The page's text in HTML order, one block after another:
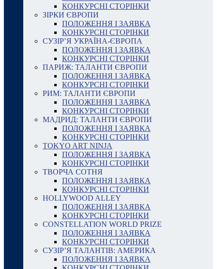
КОНКУРСНІ СТОРІНКИ
ЗІРКИ ЄВРОПИ
ПОЛОЖЕННЯ І ЗАЯВКА
КОНКУРСНІ СТОРІНКИ
СУЗІР’Я УКРАЇНА-ЄВРОПА
ПОЛОЖЕННЯ І ЗАЯВКА
КОНКУРСНІ СТОРІНКИ
ПАРИЖ: ТАЛАНТИ ЄВРОПИ
ПОЛОЖЕННЯ І ЗАЯВКА
КОНКУРСНІ СТОРІНКИ
РИМ: ТАЛАНТИ ЄВРОПИ
ПОЛОЖЕННЯ І ЗАЯВКА
КОНКУРСНІ СТОРІНКИ
МАДРИД: ТАЛАНТИ ЄВРОПИ
ПОЛОЖЕННЯ І ЗАЯВКА
КОНКУРСНІ СТОРІНКИ
TOKYO ART NINJA
ПОЛОЖЕННЯ І ЗАЯВКА
КОНКУРСНІ СТОРІНКИ
ТВОРЧА СОТНЯ
ПОЛОЖЕННЯ І ЗАЯВКА
КОНКУРСНІ СТОРІНКИ
HOLLYWOOD ALLEY
ПОЛОЖЕННЯ І ЗАЯВКА
КОНКУРСНІ СТОРІНКИ
CONSTELLATION WORLD PRIZE
ПОЛОЖЕННЯ І ЗАЯВКА
КОНКУРСНІ СТОРІНКИ
СУЗІР’Я ТАЛАНТІВ: АМЕРИКА
ПОЛОЖЕННЯ І ЗАЯВКА